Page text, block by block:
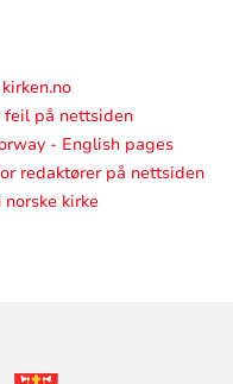
feil på nettsiden
- English pages
redaktører på nettsiden
kirke